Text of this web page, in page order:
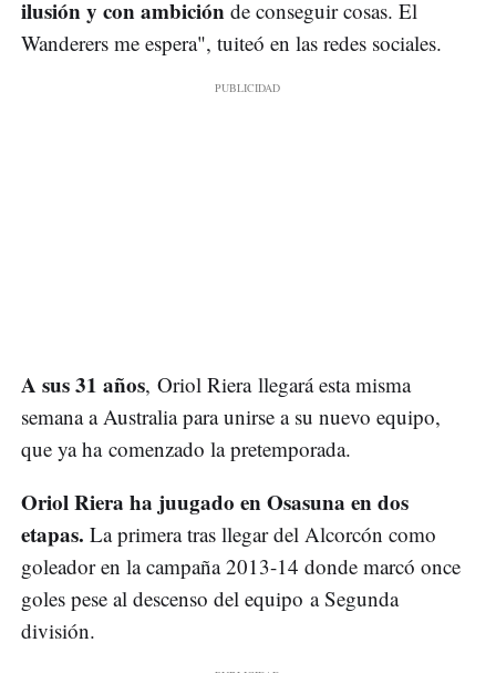
ilusión y con ambición de conseguir cosas. El
Wanderers me espera", tuiteó en las redes sociales.
A sus 31 años, Oriol Riera llegará esta misma
semana a Australia para unirse a su nuevo equipo,
que ya ha comenzado la pretemporada.
Oriol Riera ha juugado en Osasuna en dos
etapas. La primera tras llegar del Alcorcón como
goleador en la campaña 2013-14 donde marcó once
goles pese al descenso del equipo a Segunda
división.